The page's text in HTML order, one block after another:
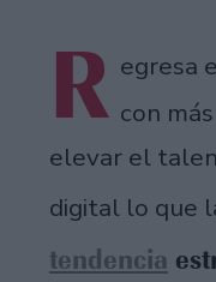
R egresa
con
elevar el
digital lo que
tendencia